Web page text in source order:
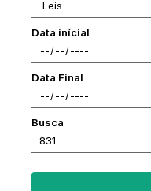
Data inícial
Data Final
Busca